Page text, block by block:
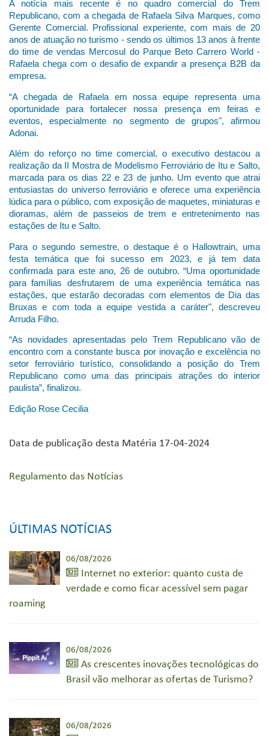
A notícia mais recente é no quadro comercial do Trem
Republicano, com a chegada de Rafaela Silva Marques, como
Gerente Comercial. Profissional experiente, com mais de 20
anos de atuação no turismo - sendo os últimos 13 anos à frente
do time de vendas Mercosul do Parque Beto Carrero World -
Rafaela chega com o desafio de expandir a presença B2B da
empresa.
“A chegada de Rafaela em nossa equipe representa uma
oportunidade para fortalecer nossa presença em feiras e
eventos, especialmente no segmento de grupos", afirmou
Adonai.
Além do reforço no time comercial, o executivo destacou a
realização da II Mostra de Modelismo Ferroviário de Itu e Salto,
marcada para os dias 22 e 23 de junho. Um evento que atrai
entusiastas do universo ferroviário e oferece uma experiência
lúdica para o público, com exposição de maquetes, miniaturas e
dioramas, além de passeios de trem e entretenimento nas
estações de Itu e Salto.
Para o segundo semestre, o destaque é o Hallowtrain, uma
festa temática que foi sucesso em 2023, e já tem data
confirmada para este ano, 26 de outubro. “Uma oportunidade
para famílias desfrutarem de uma experiência temática nas
estações, que estarão decoradas com elementos de Dia das
Bruxas e com toda a equipe vestida a caráter", descreveu
Arruda Filho.
“As novidades apresentadas pelo Trem Republicano vão de
encontro com a constante busca por inovação e excelência no
setor ferroviário turístico, consolidando a posição do Trem
Republicano como uma das principais atrações do interior
paulista”, finalizou.
Edição Rose Cecilia
Data de publicação desta Matéria 17-04-2024
Regulamento das Notícias
ÚLTIMAS NOTÍCIAS
06/08/2026
Internet no exterior: quanto custa de
verdade e como ficar acessível sem pagar
roaming
06/08/2026
As crescentes inovações tecnológicas do
Brasil vão melhorar as ofertas de Turismo?
06/08/2026